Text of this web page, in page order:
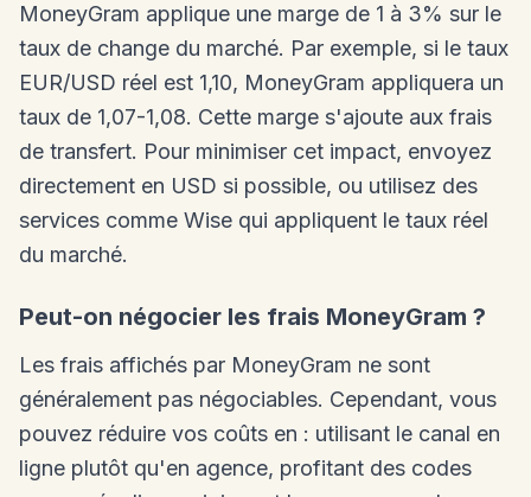
MoneyGram applique une marge de 1 à 3% sur le
taux de change du marché. Par exemple, si le taux
EUR/USD réel est 1,10, MoneyGram appliquera un
taux de 1,07-1,08. Cette marge s'ajoute aux frais
de transfert. Pour minimiser cet impact, envoyez
directement en USD si possible, ou utilisez des
services comme Wise qui appliquent le taux réel
du marché.
Peut-on négocier les frais MoneyGram ?
Les frais affichés par MoneyGram ne sont
généralement pas négociables. Cependant, vous
pouvez réduire vos coûts en : utilisant le canal en
ligne plutôt qu'en agence, profitant des codes